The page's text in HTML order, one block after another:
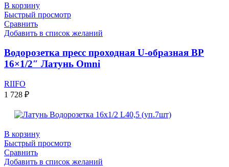
В корзину
Быстрый просмотр
Сравнить
Добавить в список желаний
Водорозетка пресс проходная U-образная ВР
16×1/2″ Латунь Omni
RIIFO
1 728 ₽
В корзину
Быстрый просмотр
Сравнить
Добавить в список желаний